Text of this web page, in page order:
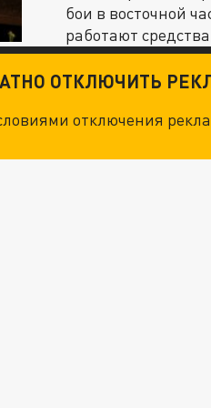
бои в восточной
работают
ОТКЛЮЧИТЬ
отключения